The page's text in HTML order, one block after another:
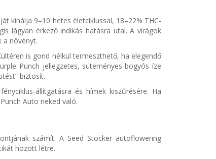
kínálja 9–10 hetes életciklussal, 18–22% THC-
lágyan érkező indikás hatásra utal. A virágok
a növényt.
is gond nélkül termeszthető, ha elegendő
Punch jellegzetes, süteményes-bogyós íze
biztosít.
állítgatásra és hímek kiszűrésére. Ha
Auto neked való.
számít. A Seed Stocker autoflowering
hozott létre.